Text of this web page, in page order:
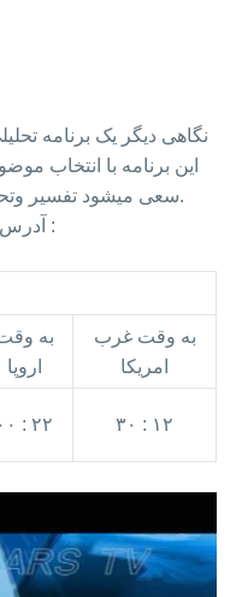
نگاهی دیگر یک برنامه
این برنامه با انتخاب
سعی میشود تفسیر وتحلیل کاملی از این اتفاقات ارائه شود.
آدرس
به
اروپا
به وقت غرب
امریکا
۰۰ : ۲۲ ۳۰ : ۱۲